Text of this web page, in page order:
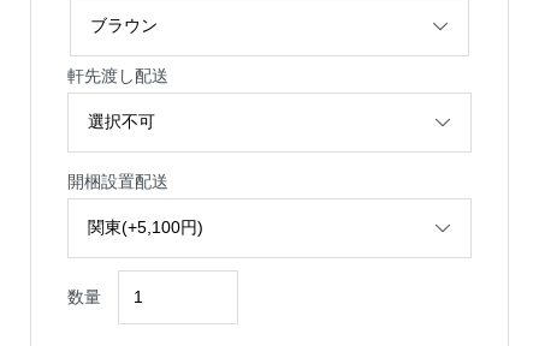
軒先渡し配送
開梱設置配送
数量